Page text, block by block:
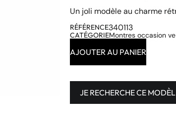
Un joli modèle au charme
RÉFÉRENCE340113
CATÉGORIEMontres occasion
AJOUTER AU PANIER
JE RECHERCHE CE